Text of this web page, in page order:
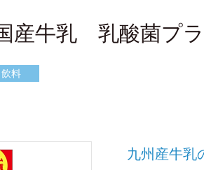
産牛乳 乳酸菌プ
飲料
九州産牛乳